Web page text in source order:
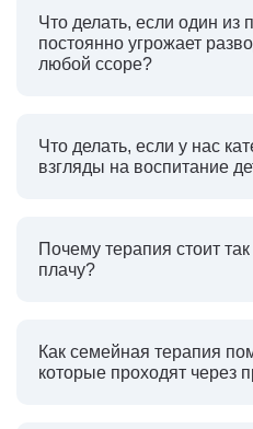
Что делать, если один из
постоянно угрожает
любой ссоре?
Что делать, если у нас
взгляды на воспитание
Почему терапия стоит
плачу?
Как семейная терапия
которые проходят через